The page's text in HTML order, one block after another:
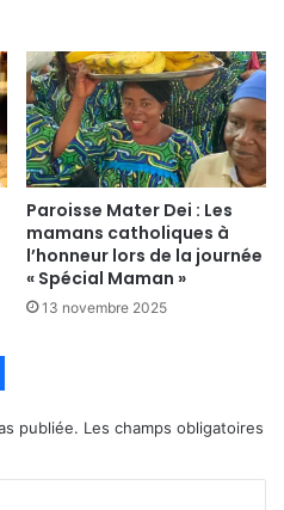
Paroisse Mater Dei : Les
mamans catholiques à
l’honneur lors de la journée
« Spécial Maman »
13 novembre 2025
publiée. Les champs obligatoires